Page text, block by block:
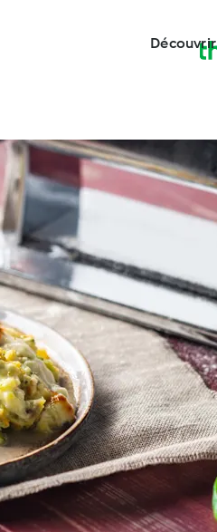
Découvrir